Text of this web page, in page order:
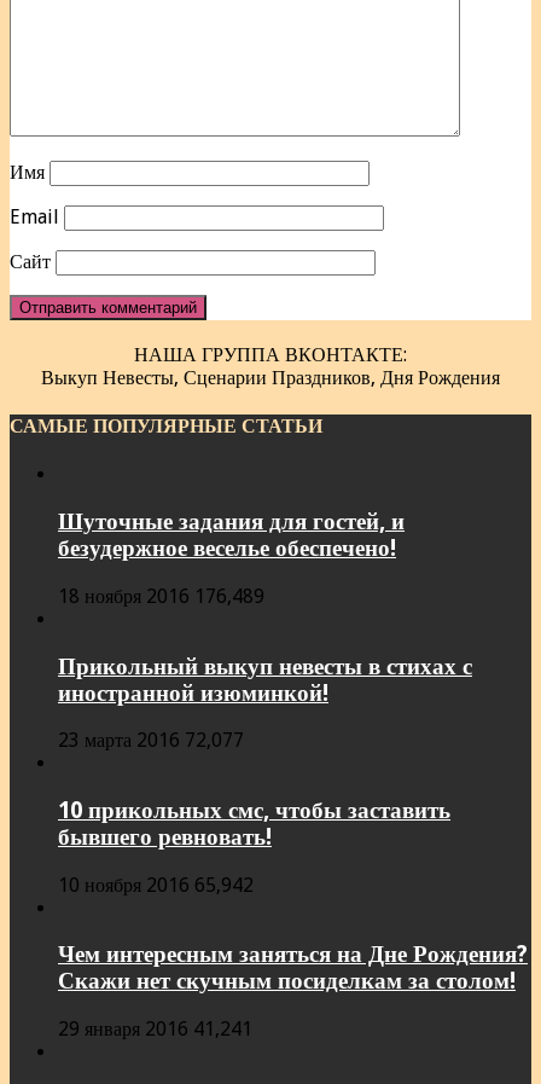
Имя
Email
Сайт
НАША ГРУППА ВКОНТАКТЕ:
Выкуп Невесты, Сценарии Праздников, Дня Рождения
САМЫЕ ПОПУЛЯРНЫЕ СТАТЬИ
Шуточные задания для гостей, и
безудержное веселье обеспечено!
18 ноября 2016 176,489
Прикольный выкуп невесты в стихах с
иностранной изюминкой!
23 марта 2016 72,077
10 прикольных смс, чтобы заставить
бывшего ревновать!
10 ноября 2016 65,942
Чем интересным заняться на Дне Рождения?
Скажи нет скучным посиделкам за столом!
29 января 2016 41,241